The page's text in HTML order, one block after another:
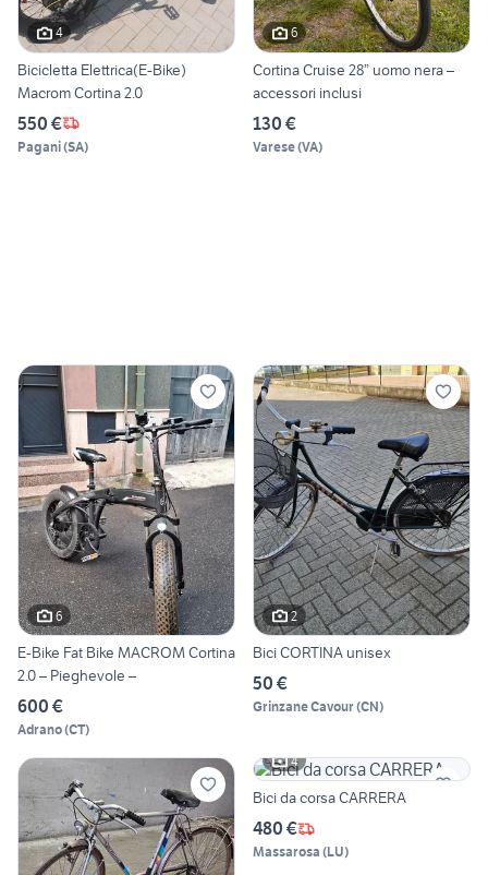
4
Bicicletta Elettrica(E-Bike)
Macrom Cortina 2.0
550 €
Pagani(SA)
6
Cortina Cruise 28” uomo nera –
accessori inclusi
130 €
Varese(VA)
6
E-Bike Fat Bike MACROM Cortina
2.0 – Pieghevole –
600 €
Adrano(CT)
2
Bici CORTINA unisex
50 €
Grinzane Cavour(CN)
4
Bici da corsa CARRERA
480 €
Massarosa (LU)